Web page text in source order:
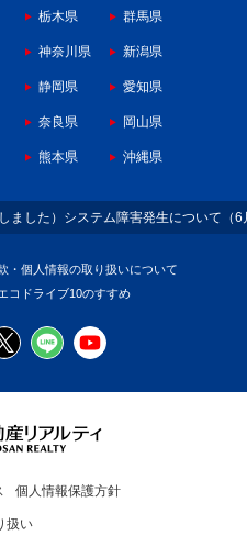
栃木県 群馬県
神奈川県 新潟県
静岡県 愛知県
奈良県 岡山県
熊本県 沖縄県
しました）システム障害発生について
・個人情報の取り扱いについて
コドライブ10のすすめ
個人情報保護方針
扱い